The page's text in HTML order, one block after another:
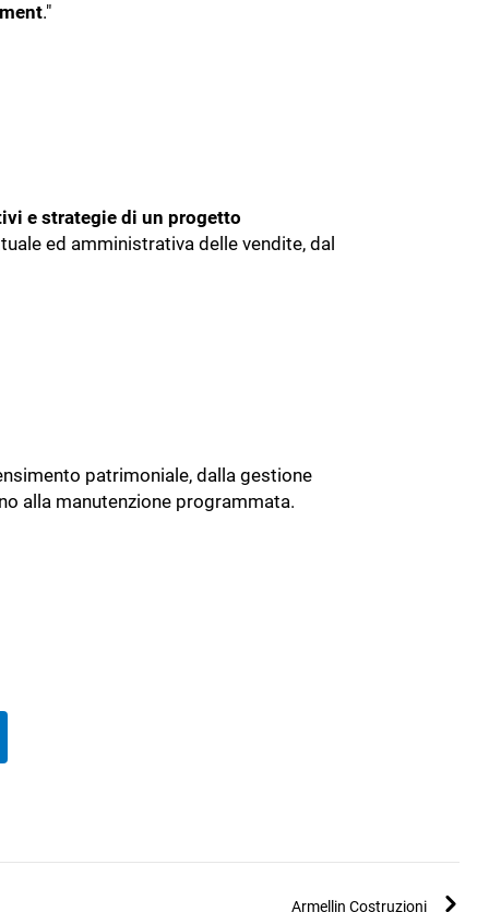
."
e strategie di un progetto
ed amministrativa delle vendite, dal
patrimoniale, dalla gestione
alla manutenzione programmata.
Armellin Costruzioni